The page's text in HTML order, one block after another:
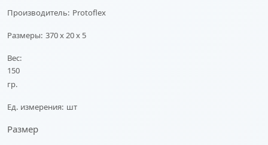
Производитель: Protoflex
Размеры: 370 x 20 x 5
Вес:
150
гр.
Ед. измерения: шт
Размер